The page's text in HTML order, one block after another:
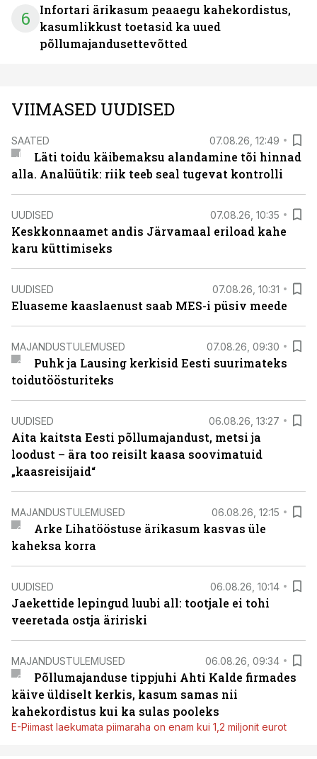
6
Infortari ärikasum peaaegu kahekordistus,
kasumlikkust toetasid ka uued
põllumajandusettevõtted
VIIMASED UUDISED
SAATED 07.08.26, 12:49
Läti toidu käibemaksu alandamine tõi hinnad
alla. Analüütik: riik teeb seal tugevat kontrolli
UUDISED 07.08.26, 10:35
Keskkonnaamet andis Järvamaal eriload kahe
karu küttimiseks
UUDISED 07.08.26, 10:31
Eluaseme kaaslaenust saab MES-i püsiv meede
MAJANDUSTULEMUSED 07.08.26, 09:30
Puhk ja Lausing kerkisid Eesti suurimateks
toidutöösturiteks
UUDISED 06.08.26, 13:27
Aita kaitsta Eesti põllumajandust, metsi ja
loodust – ära too reisilt kaasa soovimatuid
„kaasreisijaid“
MAJANDUSTULEMUSED 06.08.26, 12:15
Arke Lihatööstuse ärikasum kasvas üle
kaheksa korra
UUDISED 06.08.26, 10:14
Jaekettide lepingud luubi all: tootjale ei tohi
veeretada ostja äririski
MAJANDUSTULEMUSED 06.08.26, 09:34
Põllumajanduse tippjuhi Ahti Kalde firmades
käive üldiselt kerkis, kasum samas nii
kahekordistus kui ka sulas pooleks
E-Piimast laekumata piimaraha on enam kui 1,2 miljonit eurot